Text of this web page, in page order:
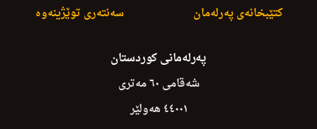
سەنتەری توێژینەوە کتێبخانەی پەرلەمان
پەرلەمانی کوردستان
شەقامی ٦٠ مەتری
٤٤٠٠١ هەولێر